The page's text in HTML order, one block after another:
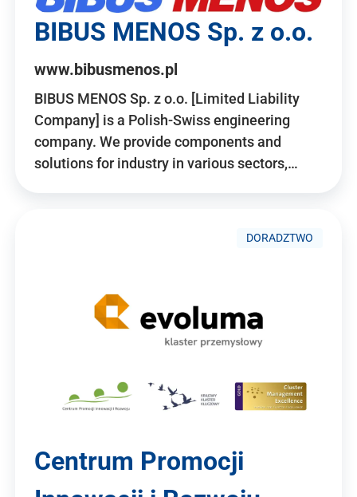
BIBUS MENOS Sp. z o.o.
www.bibusmenos.pl
BIBUS MENOS Sp. z o.o. [Limited Liability
Company] is a Polish-Swiss engineering
company. We provide components and
solutions for industry in various sectors,…
DORADZTWO
Centrum Promocji